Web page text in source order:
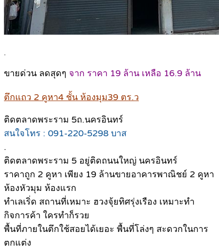
.
ขายด่วน ลดสุดๆ จาก ราคา 19 ล้าน เหลือ 16.9 ล้าน
ตึกแถว 2 คูหา4 ชั้น ห้องมุม39 ตร.ว
ติดตลาดพระราม 5ถ.นครอินทร์
สนใจโทร : 091-220-5298 บาส
.
ติดตลาดพระราม 5 อยู่ติดถนนใหญ่ นครอินทร์
ราคาถูก 2 คูหา เพียง 19 ล้านขายอาคารพาณิชย์ 2 คูหา
ห้องหัวมุม ห้องแรก
ทำเลเริ่ด สถานที่เหมาะ ฮวงจุ้ยทิศรุ่งเรือง เหมาะทำ
กิจการค้า ใครทำก็รวย
พื้นที่ภายในตึกใช้สอยได้เยอะ พื้นที่โล่งๆ สะดวกในการ
ตกแต่ง